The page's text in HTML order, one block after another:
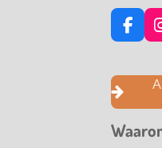
F
a
e
o
k